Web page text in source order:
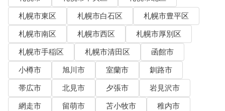
札幌市東区
札幌市白石区
札幌市豊平区
札幌市南区
札幌市西区
札幌市厚別区
札幌市手稲区
札幌市清田区
函館市
小樽市
旭川市 室蘭市
釧路市
帯広市
北見市 夕張市
岩見沢市
網走市
留萌市 苫小牧市
稚内市